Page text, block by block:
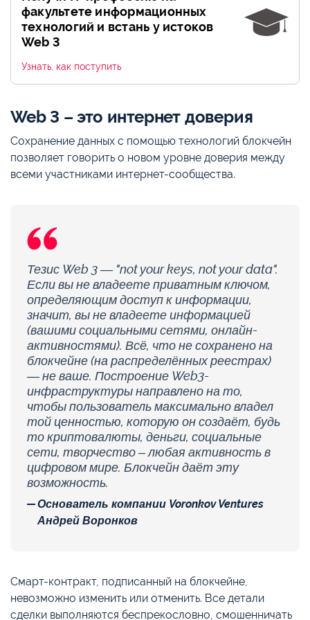
факультете информационных
технологий и встань у истоков
Web 3
Узнать, как поступить
Web 3 – это интернет доверия
Сохранение данных с помощью технологий блокчейн
позволяет говорить о новом уровне доверия между
всеми участниками интернет-сообщества.
Тезис Web 3 — "not your keys, not your data".
Если вы не владеете приватным ключом,
определяющим доступ к информации,
значит, вы не владеете информацией
(вашими социальными сетями, онлайн-
активностями). Всё, что не сохранено на
блокчейне (на распределённых реестрах)
— не ваше. Построение Web3-
инфраструктуры направлено на то,
чтобы пользователь максимально владел
той ценностью, которую он создаёт, будь
то криптовалюты, деньги, социальные
сети, творчество – любая активность в
цифровом мире. Блокчейн даёт эту
возможность.
Основатель компании Voronkov Ventures
Андрей Воронков
Смарт-контракт, подписанный на блокчейне,
невозможно изменить или отменить. Все детали
сделки выполняются беспрекословно, смошенничать